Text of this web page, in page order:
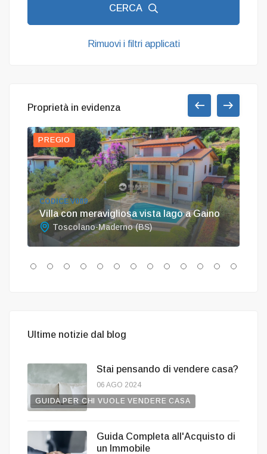
CERCA
Rimuovi i filtri applicati
Proprietà in evidenza
PREGIO
CODICE V089
Villa con meravigliosa vista lago a Gaino
Toscolano-Maderno (BS)
Ultime notizie dal blog
GUIDA PER CHI VUOLE VENDERE CASA
Stai pensando di vendere casa?
06 AGO 2024
Guida Completa all'Acquisto di
un Immobile